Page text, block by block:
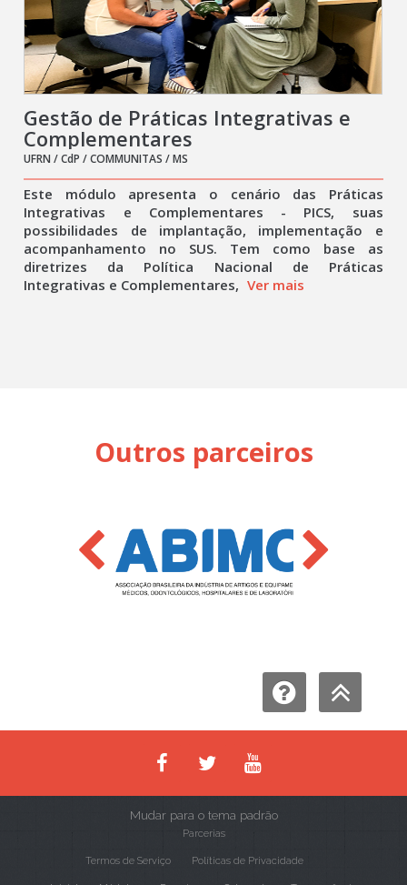
Gestão de Práticas Integrativas e
Complementares
UFRN / CdP / COMMUNITAS / MS
Este módulo apresenta o cenário das Práticas
Integrativas e Complementares - PICS, suas
possibilidades de implantação, implementação e
acompanhamento no SUS. Tem como base as
diretrizes da Política Nacional de Práticas
Integrativas e Complementares, Ver mais
Outros parceiros
Mudar para o tema padrão
Parcerias
Termos de Serviço Políticas de Privacidade